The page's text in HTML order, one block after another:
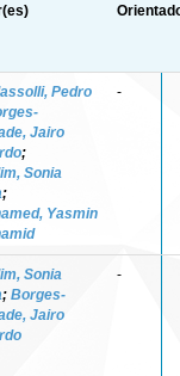
Pedro
Jairo
;
Sonia
;
Yasmin
-
Sonia
; Borges-
Jairo
-